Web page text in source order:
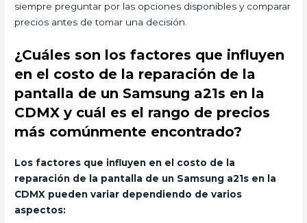
siempre preguntar por las opciones disponibles y comparar
precios antes de tomar una decisión.
¿Cuáles son los factores que influyen
en el costo de la reparación de la
pantalla de un Samsung a21s en la
CDMX y cuál es el rango de precios
más comúnmente encontrado?
Los factores que influyen en el costo de la
reparación de la pantalla de un Samsung a21s en la
CDMX pueden variar dependiendo de varios
aspectos: